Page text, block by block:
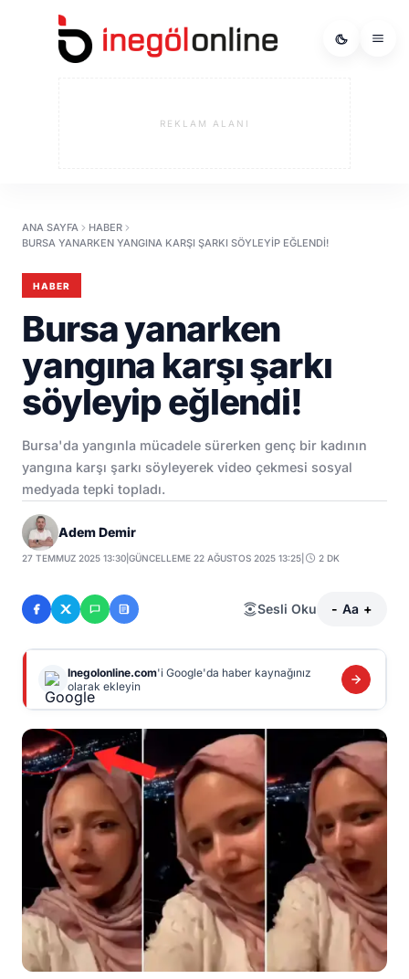
REKLAM ALANI
ANA SAYFA
HABER
BURSA YANARKEN YANGINA KARŞI ŞARKI SÖYLEYIP EĞLENDI!
HABER
Bursa yanarken
yangına karşı şarkı
söyleyip eğlendi!
Bursa'da yangınla mücadele sürerken genç bir kadının
yangına karşı şarkı söyleyerek video çekmesi sosyal
medyada tepki topladı.
Adem Demir
27 TEMMUZ 2025 13:30 |GÜNCELLEME 22 AĞUSTOS 2025 13:25 2 DK
Sesli Oku - Aa +
Inegolonline.com'i Google'da haber kaynağınız
olarak ekleyin